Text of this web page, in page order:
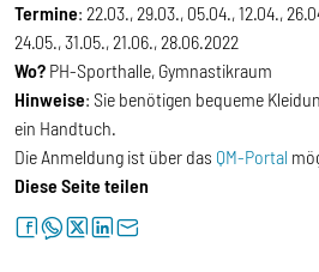
Termine: 22.03., 29.03., 05.04., 12.04.,
24.05., 31.05., 21.06., 28.06.2022
Wo? PH-Sporthalle, Gymnastikraum
Hinweise: Sie benötigen bequeme
ein Handtuch.
Die Anmeldung ist über das QM-Portal
Diese Seite teilen
facebookwhatsapptwitterlinkedinletter